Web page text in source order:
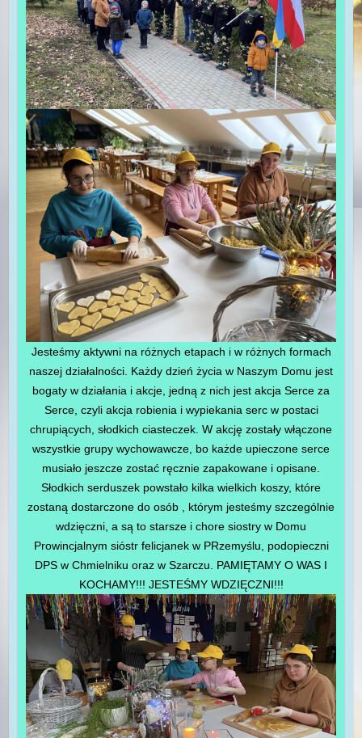
Jesteśmy aktywni na różnych etapach i w różnych formach
naszej działalności. Każdy dzień życia w Naszym Domu jest
bogaty w działania i akcje, jedną z nich jest akcja Serce za
Serce, czyli akcja robienia i wypiekania serc w postaci
chrupiących, słodkich ciasteczek. W akcję zostały włączone
wszystkie grupy wychowawcze, bo każde upieczone serce
musiało jeszcze zostać ręcznie zapakowane i opisane.
Słodkich serduszek powstało kilka wielkich koszy, które
zostaną dostarczone do osób , którym jesteśmy szczególnie
wdzięczni, a są to starsze i chore siostry w Domu
Prowincjalnym sióstr felicjanek w PRzemyślu, podopieczni
DPS w Chmielniku oraz w Szarczu. PAMIĘTAMY O WAS I
KOCHAMY!!! JESTEŚMY WDZIĘCZNI!!!